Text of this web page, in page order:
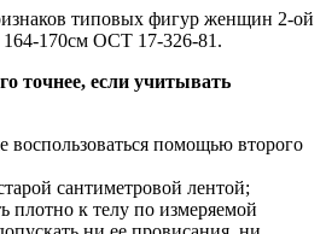
типовых фигур женщин 2-ой
170см ОСТ 17-326-81.
точнее, если учитывать
воспользоваться помощью второго
сантиметровой лентой;
плотно к телу по измеряемой